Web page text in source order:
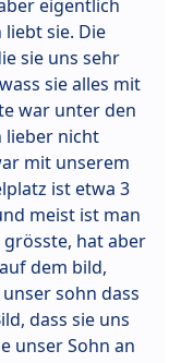
eigentlich
sie. Die
sie uns sehr
sie alles mit
war unter den
lieber nicht
mit unserem
ist etwa 3
meist ist man
hat aber
dem bild,
sohn dass
dass sie uns
unser Sohn an